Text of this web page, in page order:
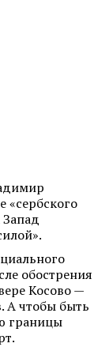
«сербского
Запад
обострения
Косово —
А чтобы быть
границы